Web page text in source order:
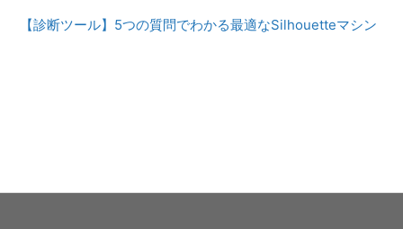
【診断ツール】5つの質問でわかる最適なSilhouetteマシン